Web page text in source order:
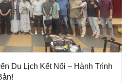
Du Lịch Kết Nối – Hành Trình